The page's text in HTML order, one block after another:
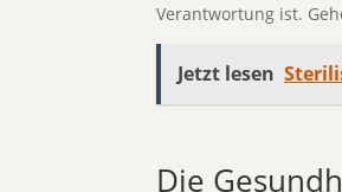
Verantwortung ist.
Jetzt lesen
Die